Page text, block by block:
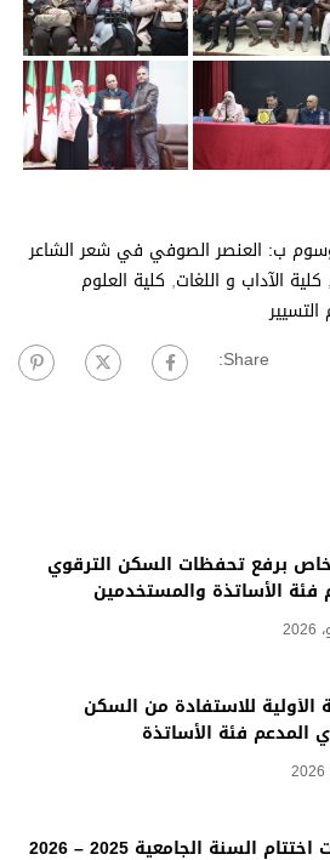
ب: العنصر الصوفي في شعر الشاعر
, كلية الآداب و اللغات, كلية العلوم
Share:
خاص برفع تحفظات السكن الترقوي
فئة الأساتذة والمستخدمين
الأولية للاستفادة من السكن
المدعم فئة الأساتذة
السنة الجامعية 2025 – 2026